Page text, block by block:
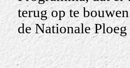
terug op te
de Nationale